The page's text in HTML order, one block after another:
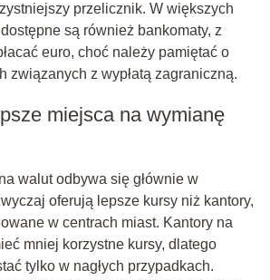
przelicznik. W większych
są również bankomaty, z
euro, choć należy pamiętać o
związanych z wypłatą zagraniczną.
miejsca na wymianę
walut odbywa się głównie w
oferują lepsze kursy niż kantory,
w centrach miast. Kantory na
mniej korzystne kursy, dlatego
tylko w nagłych przypadkach.